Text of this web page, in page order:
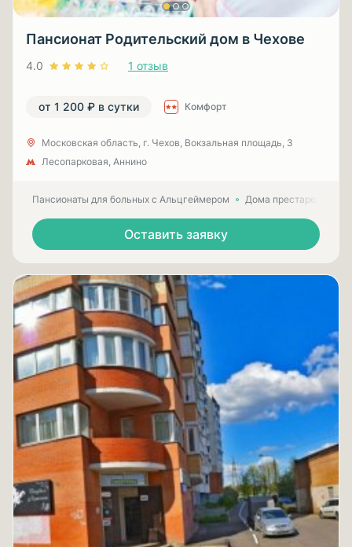
Пансионат Родительский дом в Чехове
4.0 1 отзыв
от 1 200 ₽ в сутки Комфорт
Московская область, г. Чехов, Вокзальная площадь, 3
Лесопарковая, Аннино
Пансионаты для больных с Альцгеймером Дома престарелых
Оставить заявку